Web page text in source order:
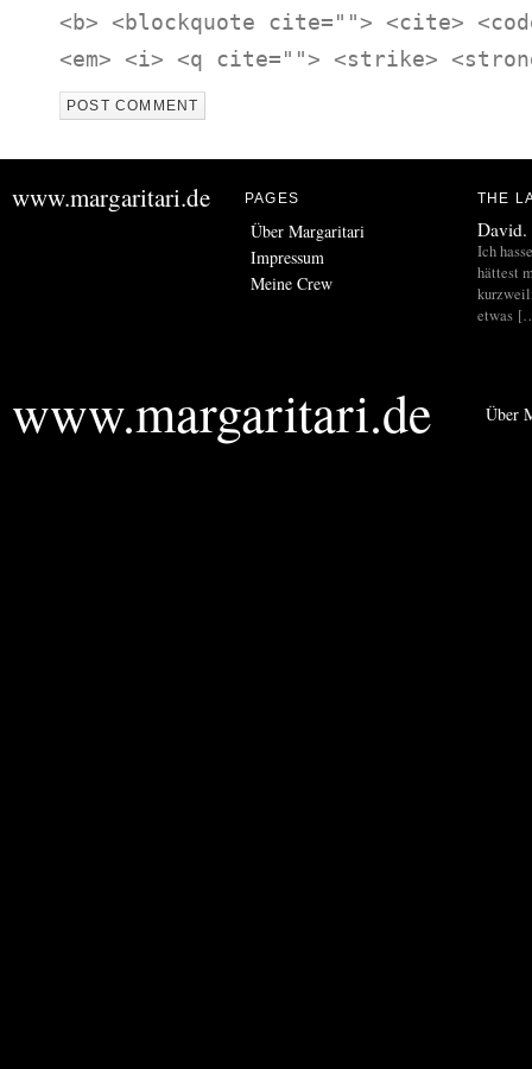
<b> <blockquote cite=""> <cite>
<em> <i> <q cite=""> <strike>
www.margaritari.de PAGES
Über Margaritari
Impressum
Meine Crew
THE
David.
Ich
hättest
etwas
www.margaritari.de Über